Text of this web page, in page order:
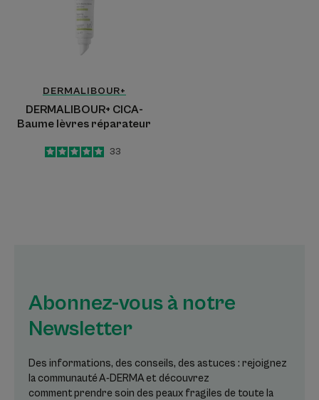
réparateur
DERMALIBOUR+
DERMALIBOUR+ CICA-
Baume lèvres réparateur
5
/
5
33
Abonnez-vous à notre
Newsletter
Des informations, des conseils, des astuces : rejoignez
la communauté A-DERMA et découvrez
comment prendre soin des peaux fragiles de toute la